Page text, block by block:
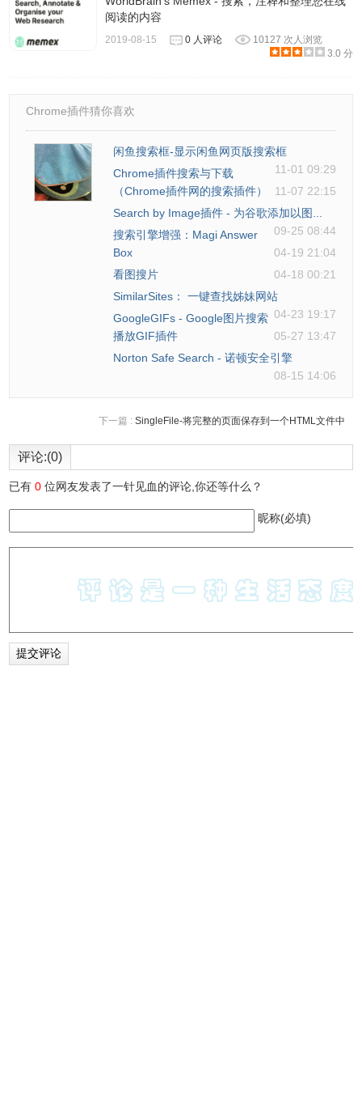
阅读的内容
2019-08-15 0 人评论
10127 次人浏览
3.0 分
Chrome插件猜你喜欢
闲鱼搜索框-显示闲鱼网页版搜索框
11-01 09:29
Chrome插件搜索与下载
（Chrome插件网的搜索插件）
11-07 22:15
Search by Image插件 - 为谷歌添加以图...
09-25 08:44
搜索引擎增强：Magi Answer
Box
04-19 21:04
看图搜片
04-18 00:21
SimilarSites： 一键查找姊妹网站
04-23 19:17
GoogleGIFs - Google图片搜索
播放GIF插件
05-27 13:47
Norton Safe Search - 诺顿安全引擎
08-15 14:06
下一篇 : SingleFile-将完整的页面保存到一个HTML文件中
评论:(0)
已有0 位网友发表了一针见血的评论,你还等什么？
昵称(必填)